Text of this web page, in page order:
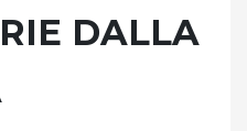
DALLA